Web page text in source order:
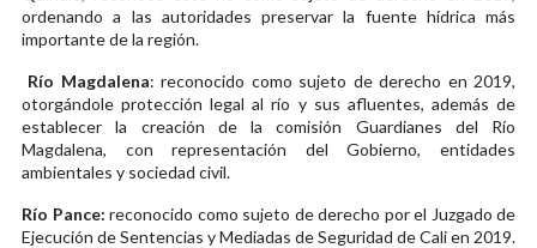
ordenando a las autoridades preservar la fuente hídrica más
importante de la región.
Río Magdalena: reconocido como sujeto de derecho en 2019,
otorgándole protección legal al río y sus afluentes, además de
establecer la creación de la comisión Guardianes del Río
Magdalena, con representación del Gobierno, entidades
ambientales y sociedad civil.
Río Pance: reconocido como sujeto de derecho por el Juzgado de
Ejecución de Sentencias y Mediadas de Seguridad de Cali en 2019.